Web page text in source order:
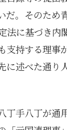
だ。そのため
法に基づき内
支持する理事
に述べた通り
丁手八丁が通